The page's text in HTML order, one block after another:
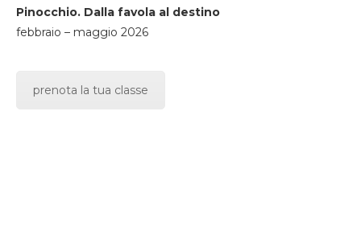
Pinocchio. Dalla favola al destino
febbraio – maggio 2026
prenota la tua classe